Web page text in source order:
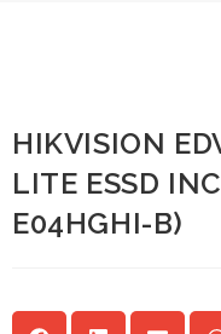
HIKVISION
LITE ESSD
E04HGHI-B)